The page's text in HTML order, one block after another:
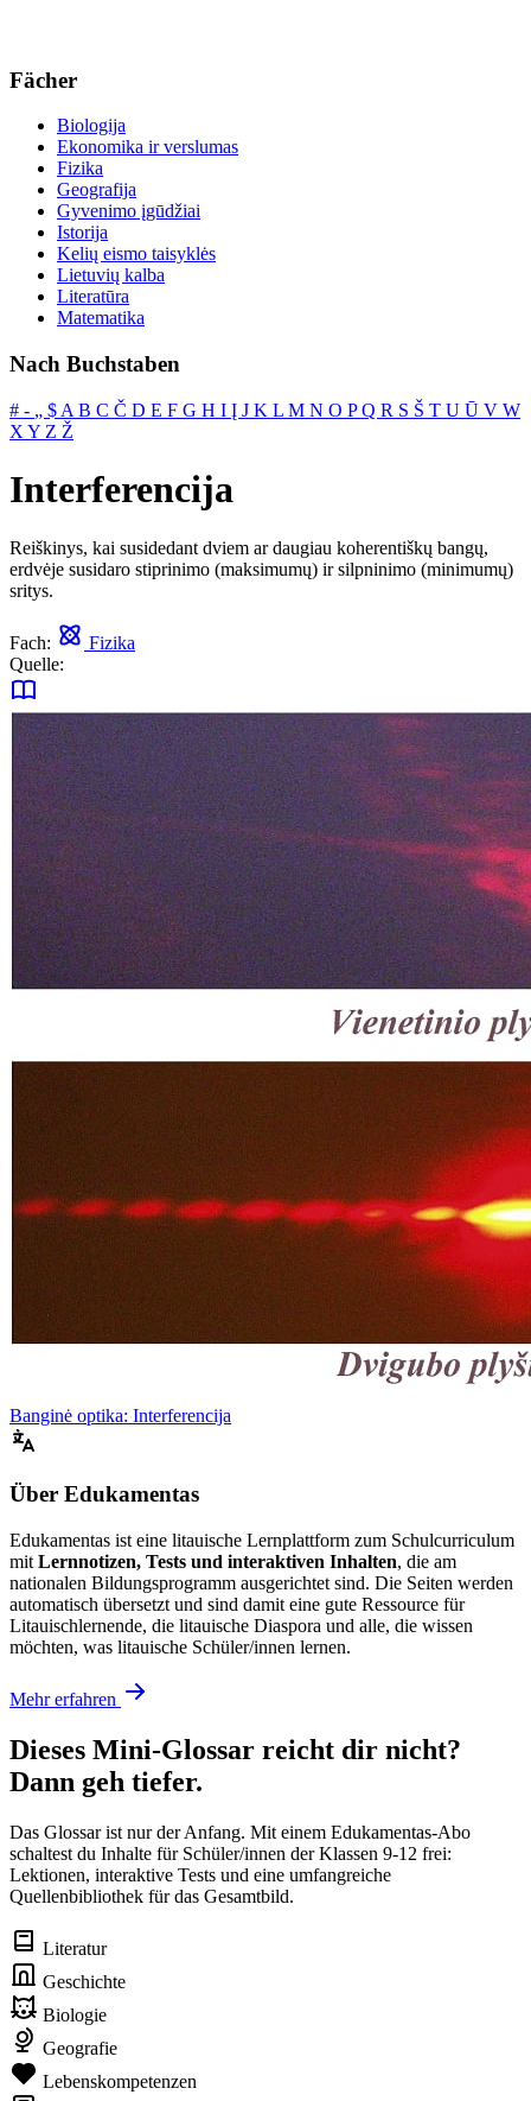
Fächer
Biologija
Ekonomika ir verslumas
Fizika
Geografija
Gyvenimo įgūdžiai
Istorija
Kelių eismo taisyklės
Lietuvių kalba
Literatūra
Matematika
Nach Buchstaben
# ‐ „ $ A B C Č D E F G H I Į J K L M N O PQ R S Š T U Ū V W
X Y Z Ž
Interferencija
Reiškinys, kai susidedant dviem ar daugiau koherentiškų bangų,
erdvėje susidaro stiprinimo (maksimumų) ir silpninimo (minimumų)
sritys.
Fach:
Fizika
Quelle:
Banginė optika: Interferencija
Über Edukamentas
Edukamentas ist eine litauische Lernplattform zum Schulcurriculum
mit Lernnotizen, Tests und interaktiven Inhalten, die am
nationalen Bildungsprogramm ausgerichtet sind. Die Seiten werden
automatisch übersetzt und sind damit eine gute Ressource für
Litauischlernende, die litauische Diaspora und alle, die wissen
möchten, was litauische Schüler/innen lernen.
Mehr erfahren
Dieses Mini-Glossar reicht dir nicht?
Dann geh tiefer.
Das Glossar ist nur der Anfang. Mit einem Edukamentas-Abo
schaltest du Inhalte für Schüler/innen der Klassen 9-12 frei:
Lektionen, interaktive Tests und eine umfangreiche
Quellenbibliothek für das Gesamtbild.
Literatur
Geschichte
Biologie
Geografie
Lebenskompetenzen